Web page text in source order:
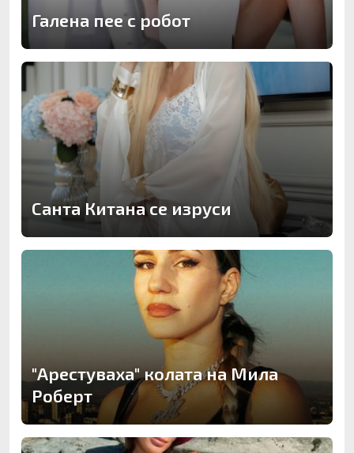
Галена пее с робот
Санта Китана се изруси
"Арестуваха" колата на Мила
Роберт